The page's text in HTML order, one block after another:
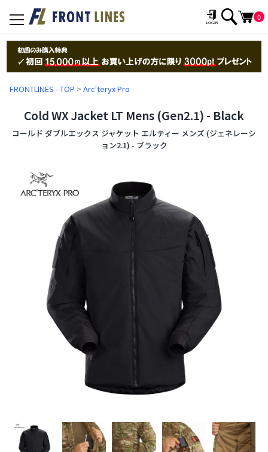
toggle
navigation
0
FRONTLINES - TOP > Arc'teryx Pro
Cold WX Jacket LT Mens (Gen2.1) - Black
コールド ダブルエックス ジャケット エルティー メンズ (ジェネレーシ
ョン2.1) - ブラック